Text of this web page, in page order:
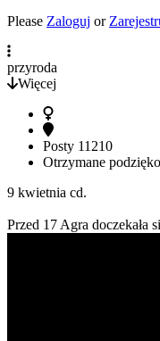
Please Zaloguj or
przyroda
Więcej
Posty 11210
Otrzymane
9 kwietnia cd.
Przed 17 Agra doczekała